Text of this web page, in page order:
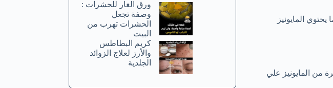
المايونيز
من المايونيز علي
ورق الغار للحشرات :
وصفة تجعل
الحشرات تهرب من
البيت
كريم البطاطس
والأرز لعلاج الزوائد
الجلدية